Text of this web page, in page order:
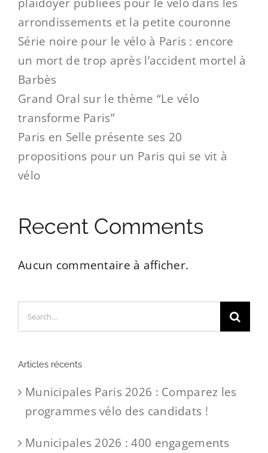
arrondissements et la petite couronne
Série noire pour le vélo à Paris : encore
un mort de trop après l’accident mortel à
Barbès
Grand Oral sur le thème “Le vélo
transforme Paris”
Paris en Selle présente ses 20
propositions pour un Paris qui se vit à
vélo
Recent Comments
Aucun commentaire à afficher.
Search
for:
Articles récents
Municipales Paris 2026 : Comparez les
programmes vélo des candidats !
Municipales 2026 : 400 engagements